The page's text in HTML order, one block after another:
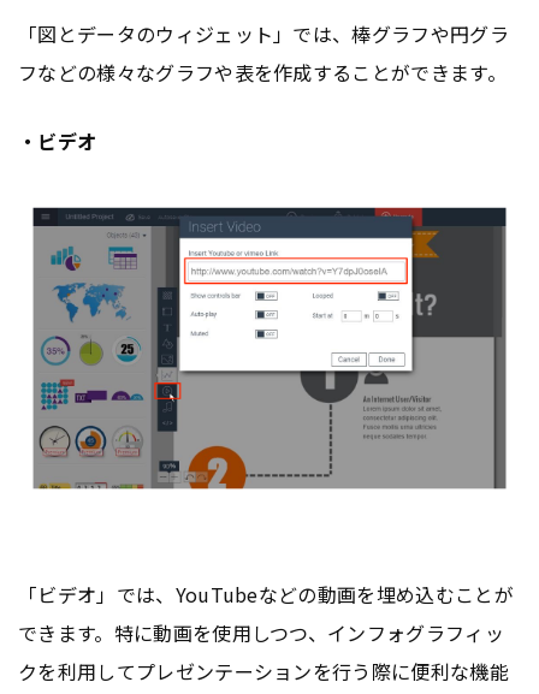
「図とデータのウィジェット」では、棒グラフや円グラ
フなどの様々なグラフや表を作成することができます。
・ビデオ
「ビデオ」では、YouTubeなどの動画を埋め込むことが
できます。特に動画を使用しつつ、インフォグラフィッ
クを利用してプレゼンテーションを行う際に便利な機能